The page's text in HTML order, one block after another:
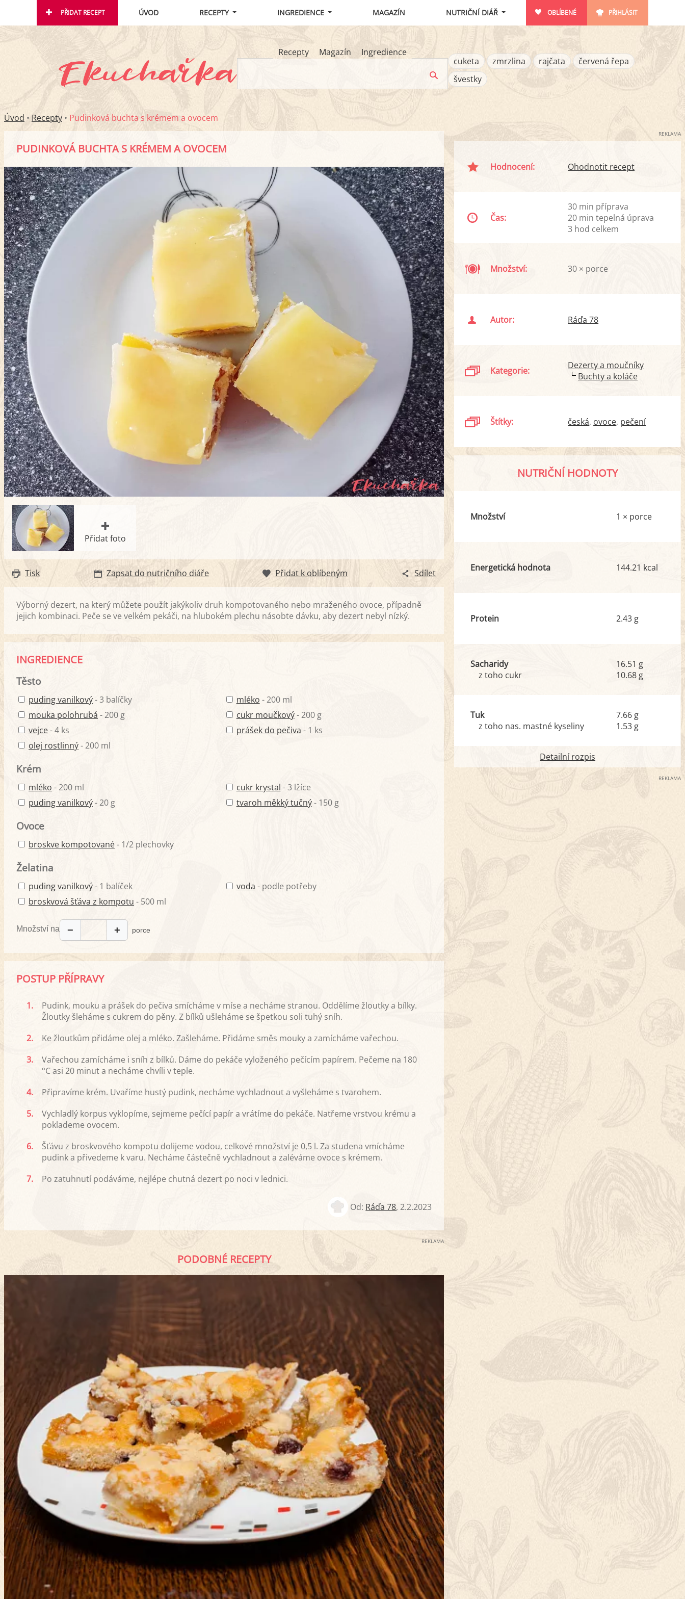
PŘIDAT RECEPT ÚVOD RECEPTY INGREDIENCE MAGAZÍN NUTRIČNÍ DIÁŘ OBLÍBENÉ PŘIHLÁSIT
Recepty Magazín
Ingredience
cuketa
zmrzlina rajčata
červená řepa
švestky
Úvod • Recepty • Pudinková buchta s krémem a ovocem
PUDINKOVÁ BUCHTA S KRÉMEM A OVOCEM
Přidat foto
Tisk Zapsat do nutričního diáře Přidat k oblíbeným Sdílet
Výborný dezert, na který můžete použít jakýkoliv druh kompotovaného nebo mraženého ovoce, případně
jejich kombinaci. Peče se ve velkém pekáči, na hlubokém plechu násobte dávku, aby dezert nebyl nízký.
INGREDIENCE
Těsto
puding vanilkový- 3 balíčky
mouka polohrubá - 200 g
vejce- 4 ks
olej rostlinný- 200 ml
mléko - 200 ml
cukr moučkový- 200 g
prášek do pečiva - 1 ks
Krém
mléko - 200 ml
puding vanilkový- 20 g
cukr krystal - 3 lžíce
tvaroh měkký tučný- 150 g
Ovoce
broskve kompotované- 1/2 plechovky
Želatina
puding vanilkový- 1 balíček
broskvová šťáva z kompotu - 500 ml
voda - podle potřeby
Množství na − + porce
POSTUP PŘÍPRAVY
1.
Pudink, mouku a prášek do pečiva smícháme v míse a necháme stranou. Oddělíme žloutky a bílky.
Žloutky šleháme s cukrem do pěny. Z bílků ušleháme se špetkou soli tuhý sníh.
2.
Ke žloutkům přidáme olej a mléko. Zašleháme. Přidáme směs mouky a zamícháme vařechou.
3.
Vařechou zamícháme i sníh z bílků. Dáme do pekáče vyloženého pečícím papírem. Pečeme na 180
°C asi 20 minut a necháme chvíli v teple.
4.
Připravíme krém. Uvaříme hustý pudink, necháme vychladnout a vyšleháme s tvarohem.
5.
Vychladlý korpus vyklopíme, sejmeme pečící papír a vrátíme do pekáče. Natřeme vrstvou krému a
poklademe ovocem.
6.
Šťávu z broskvového kompotu dolijeme vodou, celkové množství je 0,5 l. Za studena vmícháme
pudink a přivedeme k varu. Necháme částečně vychladnout a zaléváme ovoce s krémem.
7.
Po zatuhnutí podáváme, nejlépe chutná dezert po noci v lednici.
Od: Ráďa 78,2.2.2023
REKLAMA
PODOBNÉ RECEPTY
REKLAMA
Hodnocení: Ohodnotit recept
Čas:
30 min příprava
20 min tepelná úprava
3 hod celkem
Množství: 30 × porce
Autor: Ráďa 78
Kategorie:
Dezerty a moučníky
Buchty a koláče
Štítky: česká ovoce pečení
NUTRIČNÍ HODNOTY
Množství 1 × porce
Energetická hodnota 144.21 kcal
Protein 2.43 g
Sacharidy
z toho cukr
16.51 g
10.68 g
Tuk
z toho nas. mastné kyseliny
7.66 g
1.53 g
Detailní rozpis
REKLAMA